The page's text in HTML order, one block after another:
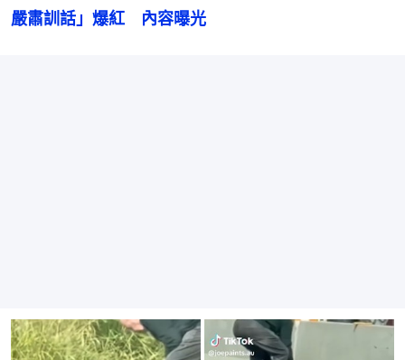
嚴肅訓話」爆紅　內容曝光